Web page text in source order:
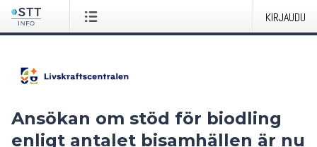
KIRJAUDU
Ansökan om stöd för biodling
enligt antalet bisamhällen är nu